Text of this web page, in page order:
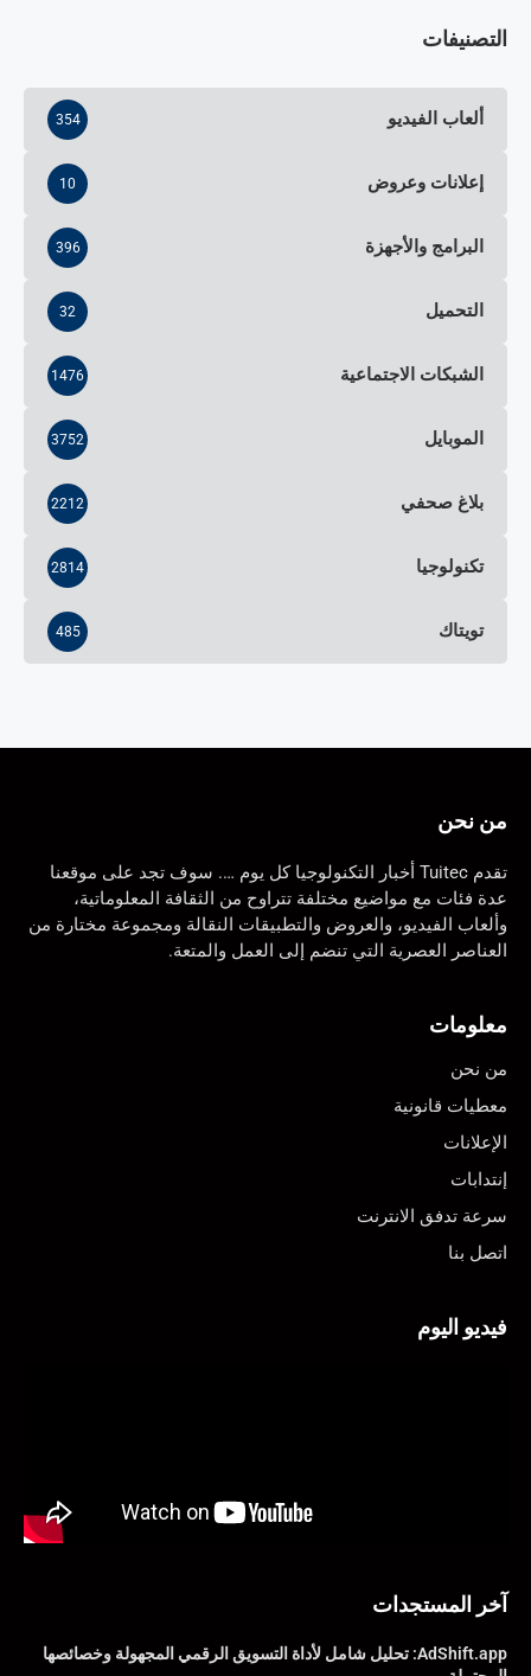
التصنيفات
ألعاب الفيديو 354
إعلانات وعروض 10
البرامج والأجهزة 396
التحميل 32
الشبكات الاجتماعية 1476
الموبايل 3752
بلاغ صحفي 2212
تكنولوجيا 2814
تويتاك 485
من نحن
تقدم Tuitec أخبار التكنولوجيا كل يوم …. سوف تجد على موقعنا
عدة فئات مع مواضيع مختلفة تتراوح من الثقافة المعلوماتية،
وألعاب الفيديو، والعروض والتطبيقات النقالة ومجموعة مختارة من
العناصر العصرية التي تنضم إلى العمل والمتعة.
معلومات
من نحن
معطيات قانونية
الإعلانات
إنتدابات
سرعة تدفق الانترنت
اتصل بنا
فيديو اليوم
آخر المستجدات
AdShift.app: تحليل شامل لأداة التسويق الرقمي المجهولة وخصائصها